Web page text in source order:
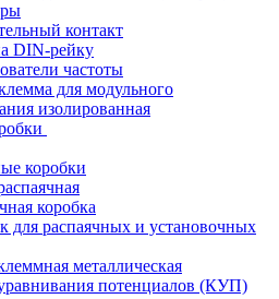
контакт
DIN-рейку
частоты
для модульного
изолированная
коробки
коробка
для распаячных и установочных
металлическая
потенциалов (КУП)